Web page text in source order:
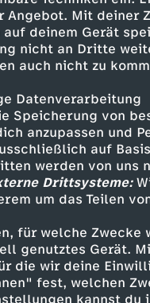
Mit deiner
deinem Gerät
nicht an Dritte
auch nicht zu
Datenverarbeitung
Speicherung von
anzupassen und
auf
werden von uns
Drittsysteme:
um das Teilen
für welche
genutztes Gerät.
die wir deine
fest, welchen
kannst
Folge 2
Den
Adem
Doppelleben
Folge 3
Der
46 Min. 2023 AD